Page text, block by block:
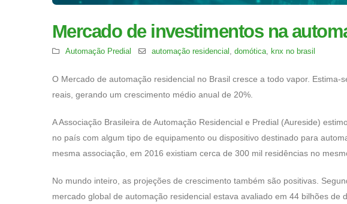
Mercado de investimentos na
Automação Predial automação residencial ,domótica knx no brasil
O Mercado de automação residencial no Brasil cresce a todo vapor.
reais, gerando um crescimento médio anual de 20%.
A Associação Brasileira de Automação Residencial e Predial (Aureside)
no país com algum tipo de equipamento ou dispositivo destinado para
mesma associação, em 2016 existiam cerca de 300 mil residências no
No mundo inteiro, as projeções de crescimento também são positivas.
mercado global de automação residencial estava avaliado em 44 bilhões